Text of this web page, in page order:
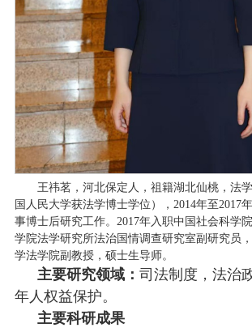
王祎茗，河北保定人，祖籍湖北仙桃，法
国人民大学获法学博士学位），2014年至2017
事博士后研究工作。2017年入职中国社会科学
学院法学研究所法治国情调查研究室副研究员
学法学院副教授，硕士生导师。
主要研究领域： 司法制度，法治
年人权益保护。
主要科研成果